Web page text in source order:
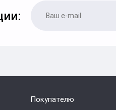
Покупателю